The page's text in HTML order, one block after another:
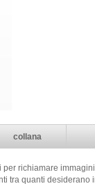
collana
richiamare
tra quanti desiderano